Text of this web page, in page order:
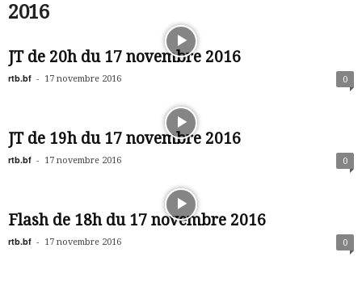
2016
JT de 20h du 17 novembre 2016
rtb.bf - 17 novembre 2016 0
JT de 19h du 17 novembre 2016
rtb.bf - 17 novembre 2016 0
Flash de 18h du 17 novembre 2016
rtb.bf - 17 novembre 2016 0